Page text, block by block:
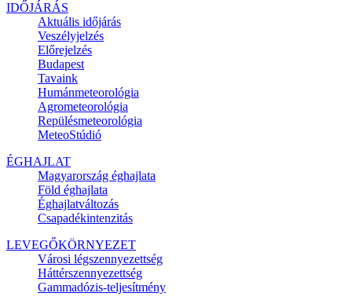
IDŐJÁRÁS
Aktuális időjárás
Veszélyjelzés
Előrejelzés
Budapest
Tavaink
Humánmeteorológia
Agrometeorológia
Repülésmeteorológia
MeteoStúdió
ÉGHAJLAT
Magyarország éghajlata
Föld éghajlata
Éghajlatváltozás
Csapadékintenzitás
LEVEGŐKÖRNYEZET
Városi légszennyezettség
Háttérszennyezettség
Gammadózis-teljesítmény